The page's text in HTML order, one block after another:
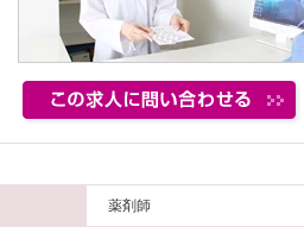
薬剤師